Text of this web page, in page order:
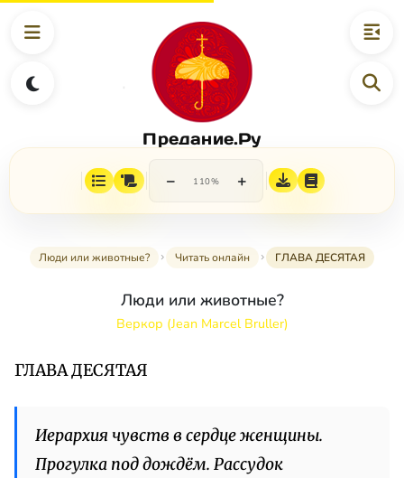
Предание.Ру
− 110% +
Люди или животные? Читать онлайн ГЛАВА ДЕСЯТАЯ
Люди или животные?
Веркор (Jean Marcel Bruller)
ГЛАВА ДЕСЯТАЯ
Иерархия чувств в сердце женщины.
Прогулка под дождём. Рассудок